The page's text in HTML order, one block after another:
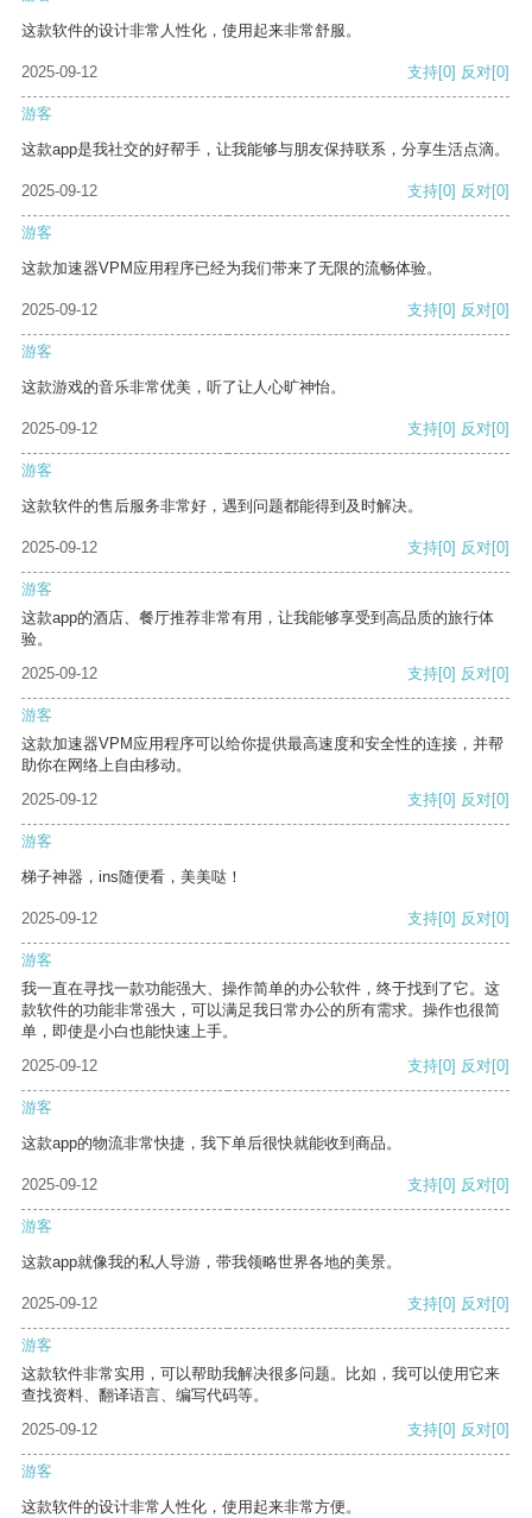
这款软件的设计非常人性化，使用起来非常舒服。
2025-09-12 支持[0] 反对[0]
游客
这款app是我社交的好帮手，让我能够与朋友保持联系，分享生活点滴。
2025-09-12 支持[0] 反对[0]
游客
这款加速器VPM应用程序已经为我们带来了无限的流畅体验。
2025-09-12 支持[0] 反对[0]
游客
这款游戏的音乐非常优美，听了让人心旷神怡。
2025-09-12 支持[0] 反对[0]
游客
这款软件的售后服务非常好，遇到问题都能得到及时解决。
2025-09-12 支持[0] 反对[0]
游客
这款app的酒店、餐厅推荐非常有用，让我能够享受到高品质的旅行体
验。
2025-09-12
支持[0] 反对[0]
游客
这款加速器VPM应用程序可以给你提供最高速度和安全性的连接，并帮
助你在网络上自由移动。
2025-09-12
支持[0] 反对[0]
游客
梯子神器，ins随便看，美美哒！
2025-09-12 支持[0] 反对[0]
游客
我一直在寻找一款功能强大、操作简单的办公软件，终于找到了它。这
款软件的功能非常强大，可以满足我日常办公的所有需求。操作也很简
单，即使是小白也能快速上手。
2025-09-12
支持[0] 反对[0]
游客
这款app的物流非常快捷，我下单后很快就能收到商品。
2025-09-12 支持[0] 反对[0]
游客
这款app就像我的私人导游，带我领略世界各地的美景。
2025-09-12 支持[0] 反对[0]
游客
这款软件非常实用，可以帮助我解决很多问题。比如，我可以使用它来
查找资料、翻译语言、编写代码等。
2025-09-12
支持[0] 反对[0]
游客
这款软件的设计非常人性化，使用起来非常方便。